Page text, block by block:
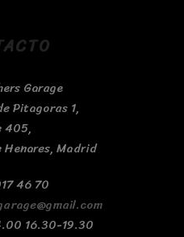
Garage
Pitagoras 1,
405,
Madrid
46 70
16.30-19.30